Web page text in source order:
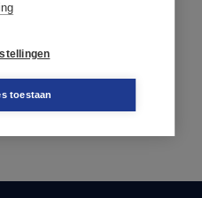
toestaan
onderzoek, dringende